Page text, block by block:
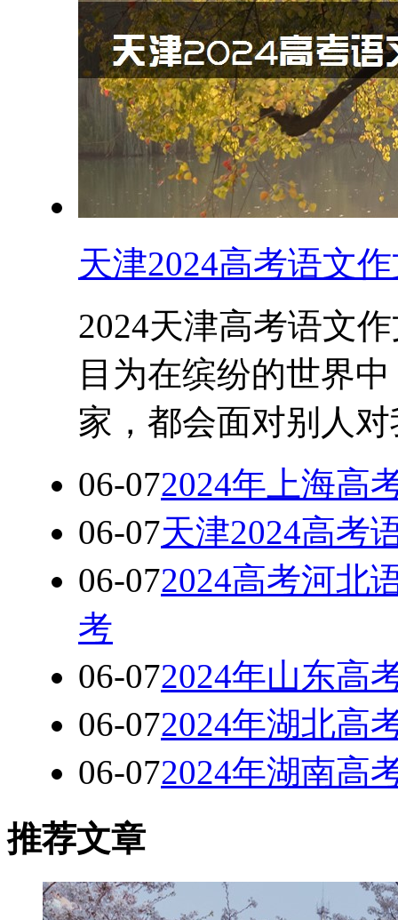
天津2024高考语文
2024天津高考语文
目为在缤纷的世界
家，都会面对别人
06-072024年上海高
06-07天津2024高考
06-072024高考河北
考
06-072024年山东高
06-072024年湖北高
06-072024年湖南高
推荐文章